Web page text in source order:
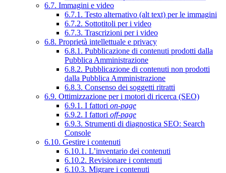
6.7. Immagini e video
6.7.1. Testo alternativo (alt text) per le immagini
6.7.2. Sottotitoli per i video
6.7.3. Trascrizioni per i video
6.8. Proprietà intellettuale e privacy
6.8.1. Pubblicazione di contenuti prodotti dalla
Pubblica Amministrazione
6.8.2. Pubblicazione di contenuti non prodotti
dalla Pubblica Amministrazione
6.8.3. Consenso dei soggetti ritratti
6.9. Ottimizzazione per i motori di ricerca (SEO)
6.9.1. I fattori on-page
6.9.2. I fattori off-page
6.9.3. Strumenti di diagnostica SEO: Search
Console
6.10. Gestire i contenuti
6.10.1. L’inventario dei contenuti
6.10.2. Revisionare i contenuti
6.10.3. Migrare i contenuti